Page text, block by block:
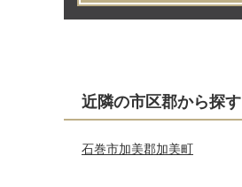
近隣の市区郡から探す
石巻市加美郡加美町